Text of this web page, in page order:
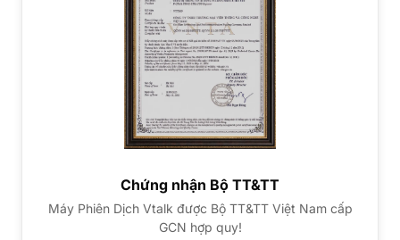
Chứng nhận Bộ TT&TT
Máy Phiên Dịch Vtalk được Bộ TT&TT Việt Nam cấp
GCN hợp quy!